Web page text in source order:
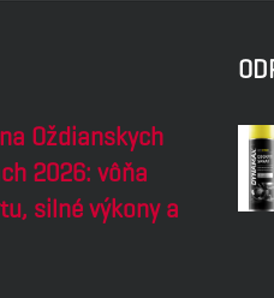
Oždianskych
2026: vôňa
silné výkony a